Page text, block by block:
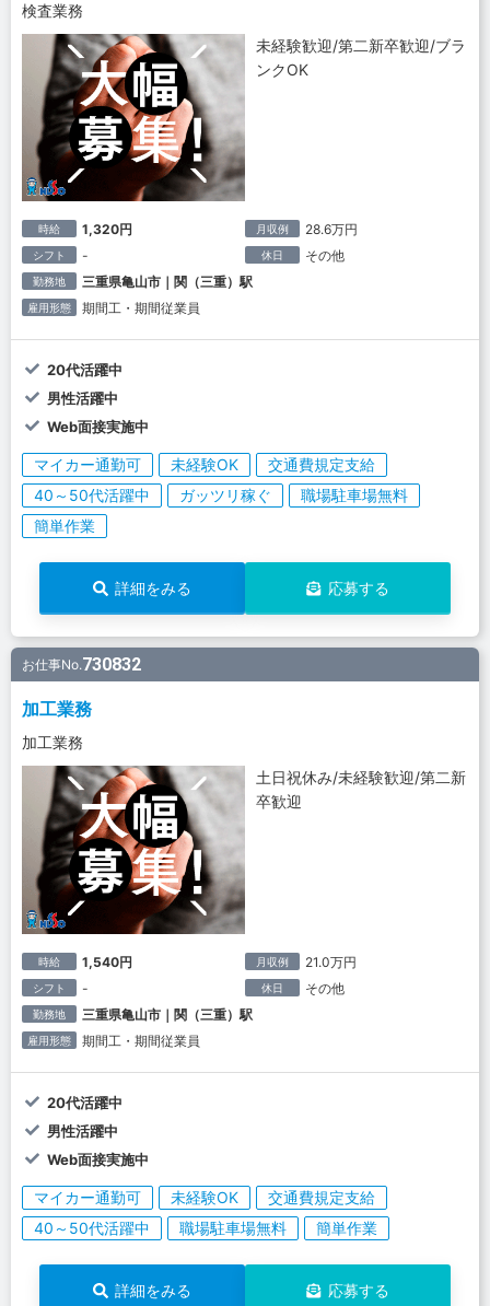
検査業務
未経験歓迎/第二新卒歓迎/ブラ
ンクOK
時給 1,320円 月収例 28.6万円
シフト - 休日 その他
勤務地 三重県亀山市｜関（三重）駅
雇用形態 期間工・期間従業員
20代活躍中
男性活躍中
Web面接実施中
マイカー通勤可 未経験OK
交通費規定支給
40～50代活躍中
ガッツリ稼ぐ
職場駐車場無料
簡単作業
詳細をみる 応募する
お仕事No.730832
加工業務
加工業務
土日祝休み/未経験歓迎/第二新
卒歓迎
時給 1,540円 月収例 21.0万円
シフト - 休日 その他
勤務地 三重県亀山市｜関（三重）駅
雇用形態 期間工・期間従業員
20代活躍中
男性活躍中
Web面接実施中
マイカー通勤可 未経験OK
交通費規定支給
40～50代活躍中
職場駐車場無料 簡単作業
詳細をみる 応募する